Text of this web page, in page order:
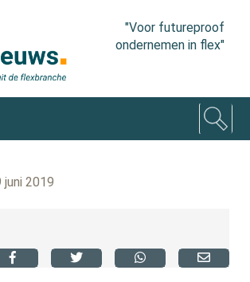
"Voor futureproof
ondernemen in flex"
juni 2019